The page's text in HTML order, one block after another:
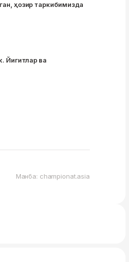
ҳозир таркибимизда
Йигитлар ва
Манба: championat.asia